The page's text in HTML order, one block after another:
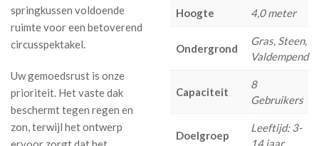
springkussen voldoende
ruimte voor een betoverend
circusspektakel.
Uw gemoedsrust is onze
prioriteit. Het vaste dak
beschermt tegen regen en
zon, terwijl het ontwerp
Hoogte 4,0 meter
Ondergrond
Gras, Steen,
Valdempend
Capaciteit
8
Gebruikers
Doelgroep
Leeftijd: 3-
14 jaar